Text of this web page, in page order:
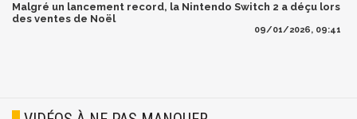
Malgré un lancement record, la Nintendo Switch 2 a déçu lors
des ventes de Noël
09/01/2026, 09:41